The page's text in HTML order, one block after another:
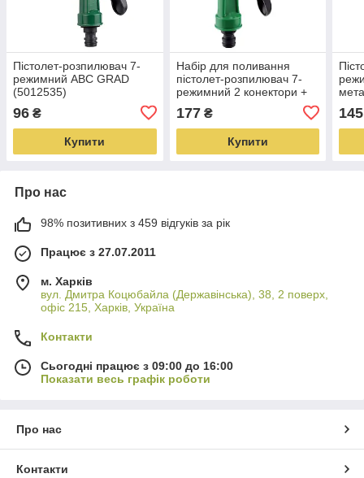
Пістолет-розпилювач 7-
режимний АВС GRAD
(5012535)
96 ₴
Купити
Набір для поливання
пістолет-розпилювач 7-
режимний 2 конектори +
GRAD (5012545)
177₴
Купити
145
Про нас
98% позитивних з 459 відгуків за рік
Працює з 27.07.2011
м. Харків
вул. Дмитра Коцюбайла (Державінська), 38, 2 поверх,
офіс 215, Харків, Україна
Контакти
Сьогодні працює з 09:00 до 16:00
Показати весь графік роботи
Про нас
Контакти